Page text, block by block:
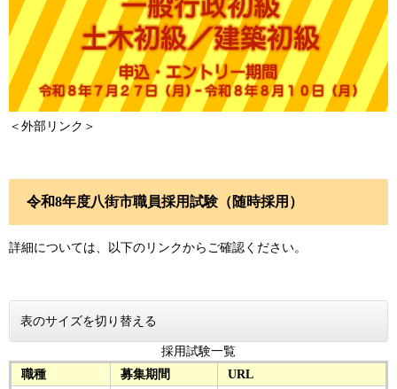
＜外部リンク＞
令和8年度八街市職員採用試験（随時採用）
詳細については、以下のリンクからご確認ください。
表のサイズを切り替える
採用試験一覧
職種
募集期間 URL